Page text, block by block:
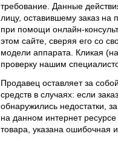
требование. Данные
лицу, оставившему заказ на
при помощи онлайн-
этом сайте, сверяя его со
модели аппарата. Кликая
проверку нашим
Продавец оставляет за
средств в случаях: если
обнаружились недостатки,
на данном интернет
товара, указана ошибочная